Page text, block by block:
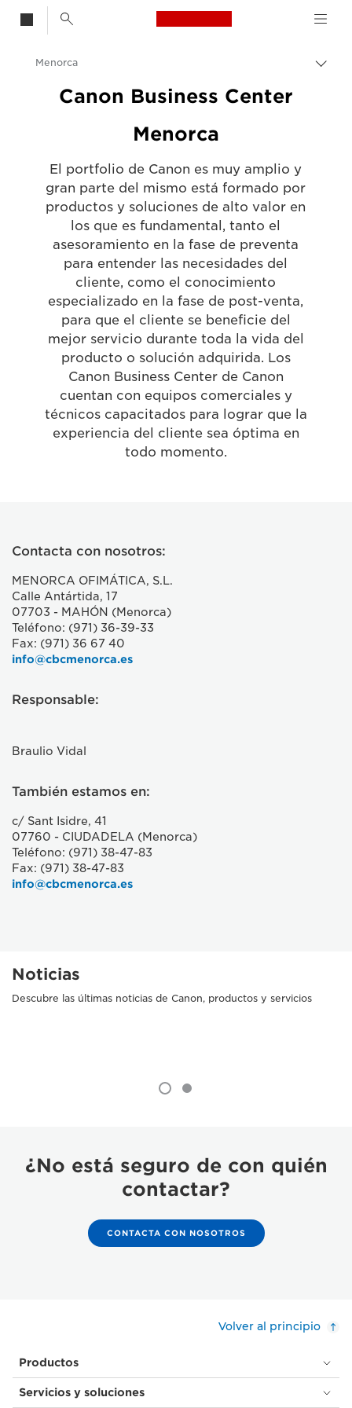
Canon Logo, back
Canon
Menorca
Canon Business Center
Menorca
El portfolio de Canon es muy amplio y
gran parte del mismo está formado por
productos y soluciones de alto valor en
los que es fundamental, tanto el
asesoramiento en la fase de preventa
para entender las necesidades del
cliente, como el conocimiento
especializado en la fase de post-venta,
para que el cliente se beneficie del
mejor servicio durante toda la vida del
producto o solución adquirida. Los
Canon Business Center de Canon
cuentan con equipos comerciales y
técnicos capacitados para lograr que la
experiencia del cliente sea óptima en
todo momento.
Contacta con nosotros:
MENORCA OFIMÁTICA, S.L.
Calle Antártida, 17
07703 - MAHÓN (Menorca)
Teléfono: (971) 36-39-33
Fax: (971) 36 67 40
info@cbcmenorca.es
Responsable:
Braulio Vidal
También estamos en:
c/ Sant Isidre, 41
07760 - CIUDADELA (Menorca)
Teléfono: (971) 38-47-83
Fax: (971) 38-47-83
info@cbcmenorca.es
Noticias
Descubre las últimas noticias de Canon, productos y servicios
¿No está seguro de con quién
contactar?
CONTACTA CON NOSOTROS
Volver al principio
Productos
Servicios y soluciones